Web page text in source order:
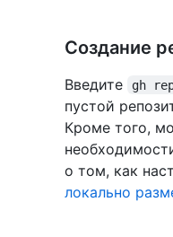
Создание
Введите gh
пустой
Кроме того,
о том, как
локально